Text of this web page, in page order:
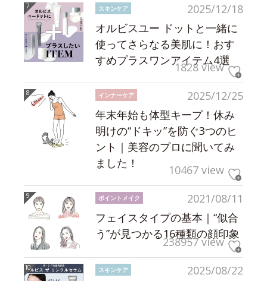
2025/12/18
スキンケア
オルビスユー ドットと一緒に
使ってさらなる美肌に！おす
すめプラスワンアイテム4選
1828 view
2025/12/25
インナーケア
年末年始も体型キープ！休み
明けの“ドキッ”を防ぐ3つのヒ
ント｜美容のプロに聞いてみ
ました！
10467 view
2021/08/11
ポイントメイク
フェイスタイプの基本｜“似合
う”が見つかる16種類の顔印象
238957 view
2025/08/22
スキンケア